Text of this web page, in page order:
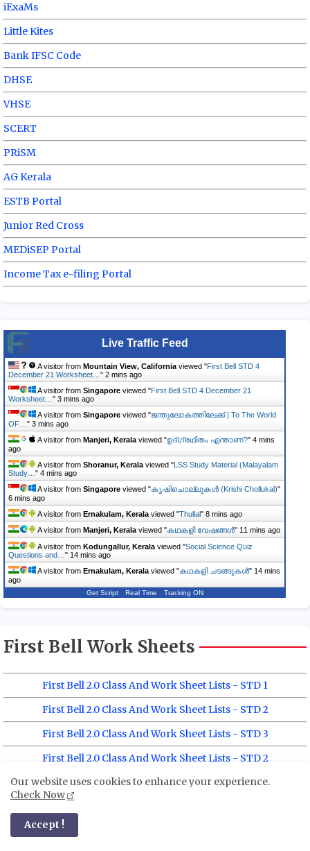
iExaMs
Little Kites
Bank IFSC Code
DHSE
VHSE
SCERT
PRiSM
AG Kerala
ESTB Portal
Junior Red Cross
MEDiSEP Portal
Income Tax e-filing Portal
Live Traffic Feed
A visitor from Mountain View, California viewed "First Bell STD 4
December 21 Worksheet… " 2 mins ago
A visitor from Singapore viewed "First Bell STD 4 December 21
Worksheet… " 3 mins ago
A visitor from Singapore viewed "ജന്തുലോകത്തിലേക്ക് | To The World
OF… " 3 mins ago
A visitor from Manjeri, Kerala viewed "ഉദ്ഗ്രഥിതം എന്താണ്?" 4 mins
ago
A visitor from Shoranur, Kerala viewed " LSS Study Material (Malayalam
Study… " 5 mins ago
A visitor from Singapore viewed "കൃഷിചൊല്ലുകൾ (Krishi Chollukal)"
6 mins ago
A visitor from Ernakulam, Kerala viewed "Thullal" 8 mins ago
A visitor from Manjeri, Kerala viewed "കഥകളി വേഷങ്ങൾ" 11 mins ago
A visitor from Kodungallur, Kerala viewed "Social Science Quiz
Questions and… " 14 mins ago
A visitor from Ernakulam, Kerala viewed "കഥകളി ചടങ്ങുകൾ" 14 mins
ago
Get Script Real Time Tracking ON
First Bell Work Sheets
First Bell 2.0 Class And Work Sheet Lists - STD 1
First Bell 2.0 Class And Work Sheet Lists - STD 2
First Bell 2.0 Class And Work Sheet Lists - STD 3
First Bell 2.0 Class And Work Sheet Lists - STD 2
Our website uses cookies to enhance your experience.
Check Now
Accept !